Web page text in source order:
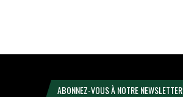
ABONNEZ-VOUS À NOTRE NEWSLETTER